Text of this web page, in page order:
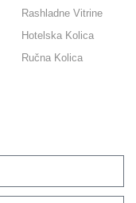
Rashladne Vitrine
Hotelska Kolica
Ručna Kolica